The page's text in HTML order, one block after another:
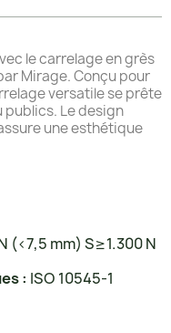
le carrelage en grès
Mirage. Conçu pour
versatile se prête
publics. Le design
une esthétique
(<7,5 mm) S≥1.300 N
: ISO 10545-1